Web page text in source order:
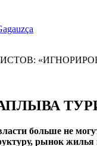
больше не
рынок